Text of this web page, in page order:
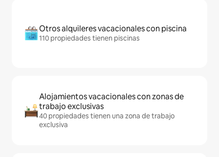
Otros alquileres vacacionales con piscina
110 propiedades tienen piscinas
Alojamientos vacacionales con zonas de
trabajo exclusivas
40 propiedades tienen una zona de trabajo
exclusiva